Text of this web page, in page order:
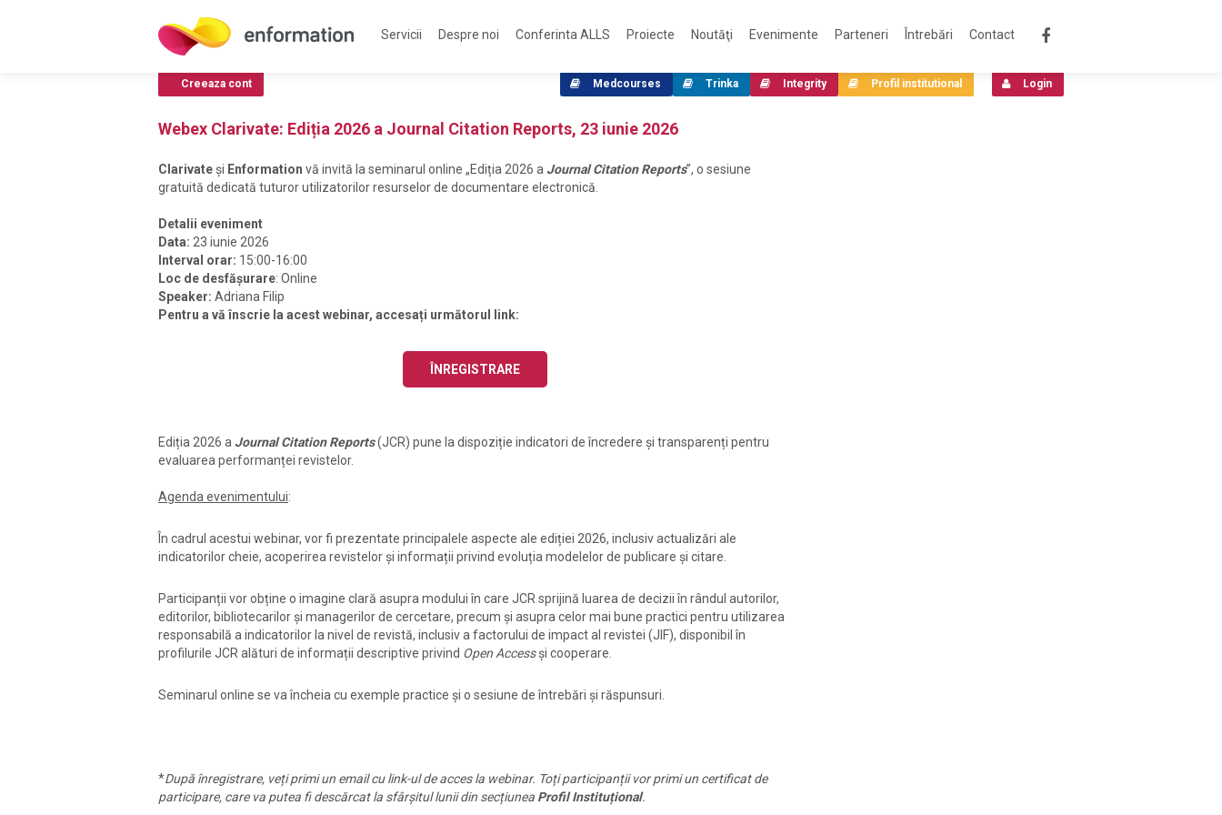
Servicii Despre noi Conferinta ALLS Proiecte Noutăţi Evenimente Parteneri Întrebări Contact
Webex Clarivate: Ediția 2026 a Journal Citation Reports, 23 iunie 2026
Clarivateși Enformation vă invită la seminarul online „Ediția 2026 a Journal Citation Reports”, o sesiune
gratuită dedicată tuturor utilizatorilor resurselor de documentare electronică.
Detalii eveniment
Data: 23 iunie 2026
Interval orar: 15:00-16:00
Loc de desfășurare: Online
Speaker: Adriana Filip
Pentru a vă înscrie la acest webinar, accesați următorul link:
ÎNREGISTRARE
Ediția 2026 a Journal Citation Reports(JCR) pune la dispoziție indicatori de încredere și transparenți pentru
evaluarea performanței revistelor.
Agenda evenimentului:
În cadrul acestui webinar, vor fi prezentate principalele aspecte ale ediției 2026, inclusiv actualizări ale
indicatorilor cheie, acoperirea revistelor și informații privind evoluția modelelor de publicare și citare.
Participanții vor obține o imagine clară asupra modului în care JCR sprijină luarea de decizii în rândul autorilor,
editorilor, bibliotecarilor și managerilor de cercetare, precum și asupra celor mai bune practici pentru utilizarea
responsabilă a indicatorilor la nivel de revistă, inclusiv a factorului de impact al revistei (JIF), disponibil în
profilurile JCR alături de informații descriptive privind Open Accessși cooperare.
Seminarul online se va încheia cu exemple practice și o sesiune de întrebări și răspunsuri.
*După înregistrare, veți primi un email cu link-ul de acces la webinar. Toți participanții vor primi un certificat de
participare, care va putea fi descărcat la sfârșitul lunii din secțiunea Profil Instituțional.
Creeaza cont Login
Profil institutional
Integrity
Trinka
Medcourses